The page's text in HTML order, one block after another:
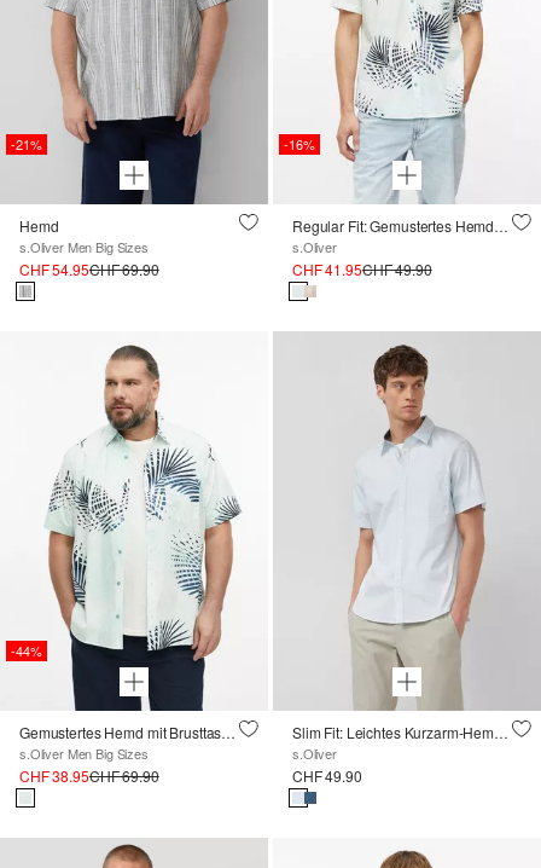
-21%
Hemd
s.Oliver Men Big Sizes
CHF 54.95CHF 69.90
-16%
Regular Fit: Gemustertes Hemd aus Baumwolle
s.Oliver
CHF 41.95CHF 49.90
-44%
Gemustertes Hemd mit Brusttasche
s.Oliver Men Big Sizes
CHF 38.95CHF 69.90
Slim Fit: Leichtes Kurzarm-Hemd mit Brusttasche und Print
s.Oliver
CHF 49.90